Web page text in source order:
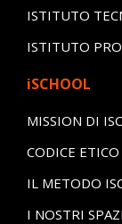
ISTITUTO
ISTITUTO
iSCHOOL
MISSION DI
CODICE ETICO
IL METODO
I NOSTRI SPAZI